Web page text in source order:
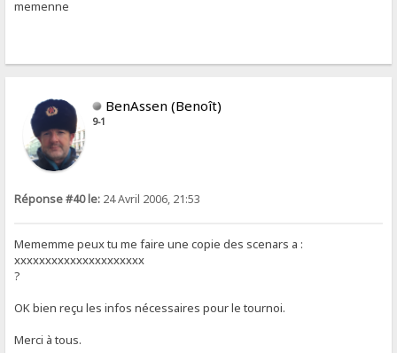
memenne
BenAssen (Benoît)
9-1
Réponse #40 le: 24 Avril 2006, 21:53
Mememme peux tu me faire une copie des scenars a :
xxxxxxxxxxxxxxxxxxxxx
?
OK bien reçu les infos nécessaires pour le tournoi.
Merci à tous.